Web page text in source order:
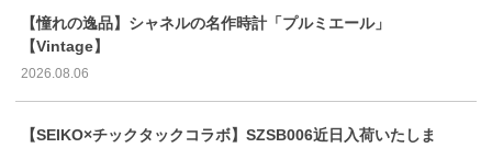
【憧れの逸品】シャネルの名作時計「プルミエール」
【Vintage】
2026.08.06
【SEIKO×チックタックコラボ】SZSB006近日入荷いたしま